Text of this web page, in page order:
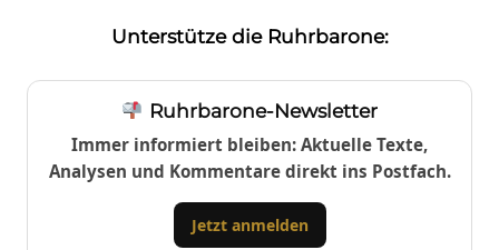
Unterstütze die Ruhrbarone:
Ruhrbarone-Newsletter
Immer informiert bleiben: Aktuelle Texte,
Analysen und Kommentare direkt ins Postfach.
Jetzt anmelden